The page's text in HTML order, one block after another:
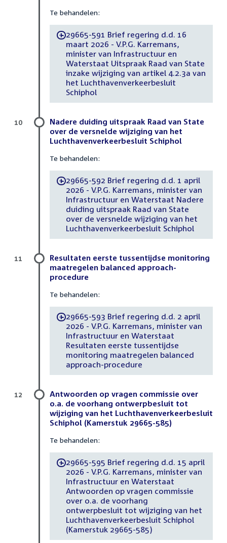
Te behandelen:
-29665-591 Brief regering d.d. 16
maart 2026 - V.P.G. Karremans,
minister van Infrastructuur en
Waterstaat Uitspraak Raad van State
inzake wijziging van artikel 4.2.3a van
het Luchthavenverkeerbesluit
Schiphol
Nadere duiding uitspraak Raad van State
over de versnelde wijziging van het
Luchthavenverkeerbesluit Schiphol
Te behandelen:
-29665-592 Brief regering d.d. 1 april
2026 - V.P.G. Karremans, minister van
Infrastructuur en Waterstaat Nadere
duiding uitspraak Raad van State
over de versnelde wijziging van het
Luchthavenverkeerbesluit Schiphol
10
Resultaten eerste tussentijdse monitoring
maatregelen balanced approach-
procedure
Te behandelen:
-29665-593 Brief regering d.d. 2 april
2026 - V.P.G. Karremans, minister van
Infrastructuur en Waterstaat
Resultaten eerste tussentijdse
monitoring maatregelen balanced
approach-procedure
11
Antwoorden op vragen commissie over
o.a. de voorhang ontwerpbesluit tot
wijziging van het Luchthavenverkeerbesluit
Schiphol (Kamerstuk 29665-585)
Te behandelen:
-29665-595 Brief regering d.d. 15 april
2026 - V.P.G. Karremans, minister van
Infrastructuur en Waterstaat
Antwoorden op vragen commissie
over o.a. de voorhang
ontwerpbesluit tot wijziging van het
Luchthavenverkeerbesluit Schiphol
(Kamerstuk 29665-585)
12